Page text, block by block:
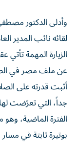
وأدلى الدكتور
لقائه نائب المدير
الزيارة المهمة
عن ملف مصر في
أثبت قدرته على
جداً، التي تعرّضت
الفترة الماضية،
بوتيرة ثابتة في